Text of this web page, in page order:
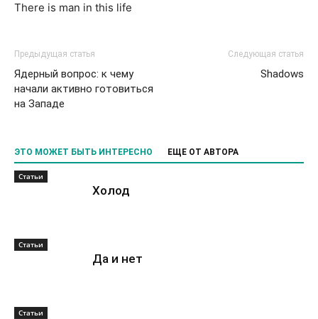
There is man in this life
Предыдущая статья
Ядерный вопрос: к чему
начали активно готовиться
на Западе
Следующая статья
Shadows
ЭТО МОЖЕТ БЫТЬ ИНТЕРЕСНО ЕЩЕ ОТ АВТОРА
Статьи
Холод
Статьи
Да и нет
Статьи